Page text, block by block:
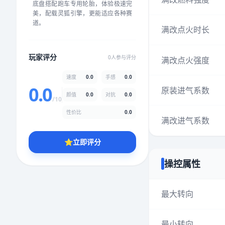
底盘搭配跑车专用轮胎，体验极速完
美，配载灵狐引擎，更能适应各种赛
道。
玩家评分 0人参与评分
0.0/10
速度 0.0 手感 0.0
颜值 0.0 对抗 0.0
性价比 0.0
⭐立即评分
满改点火时长
满改点火强度
原装进气系数
满改进气系数
操控属性
最大转向
★★★ ★★★★★★
★★★★
性价比 5.0分
★★★ ★★
* 综合评分为玩家评分结果，速度占比0%，手感占比0%，对抗占比
0%，性价比占比0%，颜值占比0%